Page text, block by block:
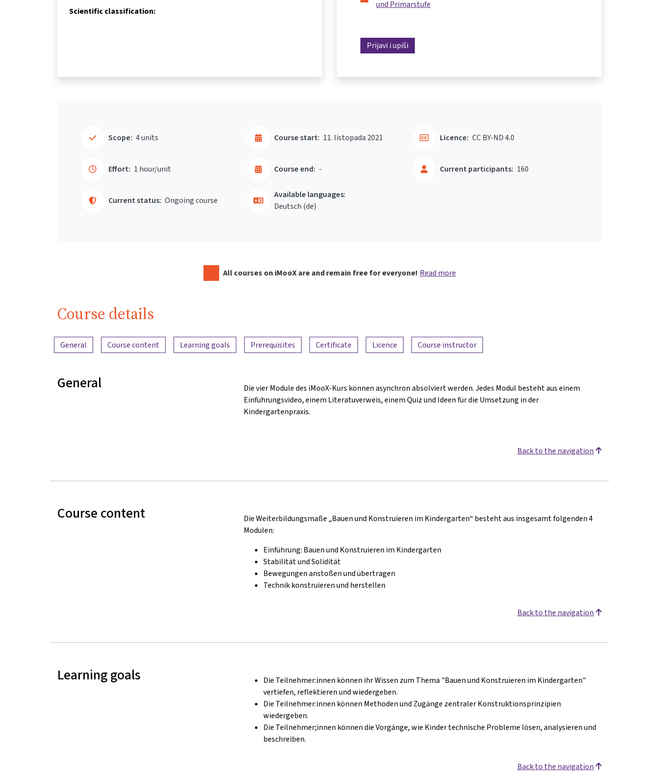
Scientific classification:
und Primarstufe
Prijavi i upiši
Scope: 4 units
Effort: 1 hour/unit
Course start: 11. listopada 2021
Course end: -
Current status: Ongoing course
Current participants: 160
Licence: CC BY-ND 4.0
Available languages:
Deutsch ‎(de)‎
All courses on iMooX are and remain free for everyone! Read more
Course details
Content overview
General Course content Learning goals Prerequisites Certificate Licence Course instructor
General
Die vier Module des iMooX-Kurs können asynchron absolviert werden. Jedes Modul besteht aus einem
Einführungsvideo, einem Literatuverweis, einem Quiz und Ideen für die Umsetzung in der
Kindergartenpraxis.
Back to the navigation
Course content
Die Weiterbildungsmaße „Bauen und Konstruieren im Kindergarten“ besteht aus insgesamt folgenden 4
Modulen:
Einführung: Bauen und Konstruieren im Kindergarten
Stabilität und Solidität
Bewegungen anstoßen und übertragen
Technik konstruieren und herstellen
Back to the navigation
Learning goals
Die Teilnehmer:innen können ihr Wissen zum Thema "Bauen und Konstruieren im Kindergarten"
vertiefen, reflektieren und wiedergeben.
Die Teilnehmer:innen können Methoden und Zugänge zentraler Konstruktionsprinzipien
wiedergeben.
Die Teilnehmer;innen können die Vorgänge, wie Kinder technische Probleme lösen, analysieren und
beschreiben.
Back to the navigation